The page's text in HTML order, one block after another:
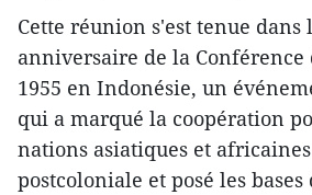
Cette réunion s'est tenue dans
anniversaire de la Conférence
1955 en Indonésie, un
qui a marqué la coopération
nations asiatiques et
postcoloniale et posé les